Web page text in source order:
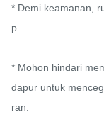
* Demi keamanan,
p.
* Mohon hindari
dapur untuk
ran.